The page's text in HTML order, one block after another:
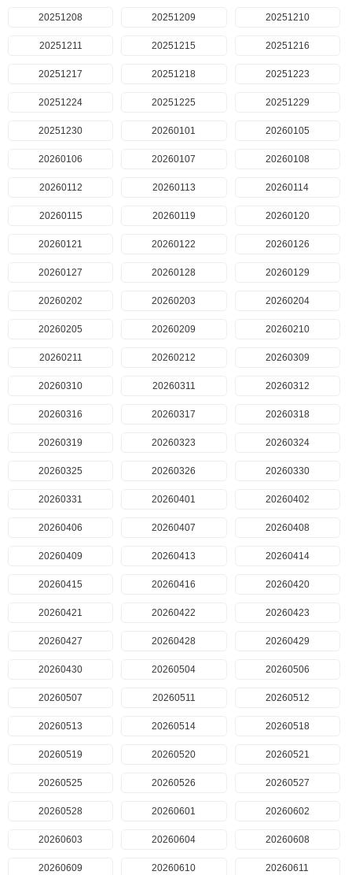
20251208 20251209 20251210
20251211 20251215 20251216
20251217 20251218 20251223
20251224 20251225 20251229
20251230 20260101 20260105
20260106 20260107 20260108
20260112 20260113 20260114
20260115 20260119 20260120
20260121 20260122 20260126
20260127 20260128 20260129
20260202 20260203 20260204
20260205 20260209 20260210
20260211 20260212 20260309
20260310 20260311 20260312
20260316 20260317 20260318
20260319 20260323 20260324
20260325 20260326 20260330
20260331 20260401 20260402
20260406 20260407 20260408
20260409 20260413 20260414
20260415 20260416 20260420
20260421 20260422 20260423
20260427 20260428 20260429
20260430 20260504 20260506
20260507 20260511 20260512
20260513 20260514 20260518
20260519 20260520 20260521
20260525 20260526 20260527
20260528 20260601 20260602
20260603 20260604 20260608
20260609 20260610 20260611